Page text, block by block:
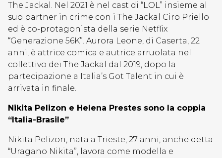
The Jackal. Nel 2021 è nel cast di “LOL” insieme al
suo partner in crime con i The Jackal Ciro Priello
ed è co-protagonista della serie Netflix
“Generazione 56K”. Aurora Leone, di Caserta, 22
anni, è attrice comica e autrice arruolata nel
collettivo dei The Jackal dal 2019, dopo la
partecipazione a Italia’s Got Talent in cui è
arrivata in finale.
Nikita Pelizon e Helena Prestes sono la coppia
“Italia-Brasile”
Nikita Pelizon, nata a Trieste, 27 anni, anche detta
“Uragano Nikita”, lavora come modella e